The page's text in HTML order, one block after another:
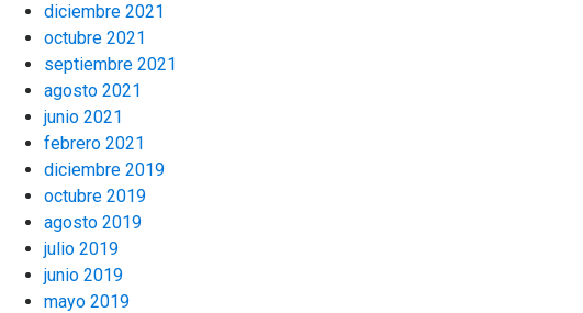
diciembre 2021
octubre 2021
septiembre 2021
agosto 2021
junio 2021
febrero 2021
diciembre 2019
octubre 2019
agosto 2019
julio 2019
junio 2019
mayo 2019